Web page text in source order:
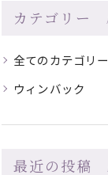
カテゴリー
全てのカテゴリー
ウィンバック
最近の投稿